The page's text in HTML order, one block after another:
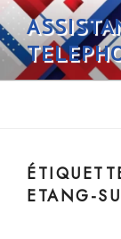
Aller
au
contenu
principal
ETANG-